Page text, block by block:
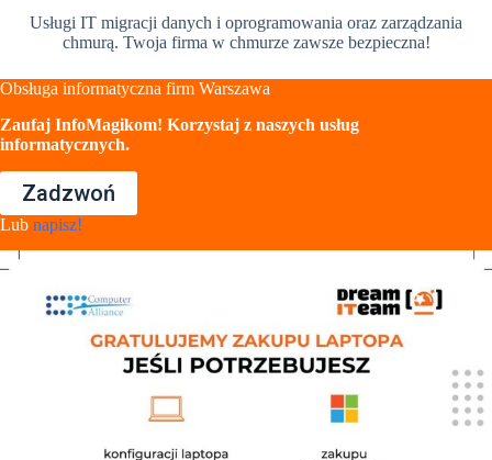
Usługi IT migracji danych i oprogramowania oraz zarządzania
chmurą. Twoja firma w chmurze zawsze bezpieczna!
Obsługa informatyczna firm Warszawa
Zaufaj InfoMagikom! Korzystaj z naszych usług
informatycznych.
Zadzwoń
Lub napisz!